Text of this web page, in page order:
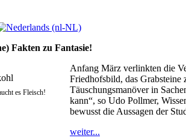
Fakten zu Fantasie!
es Fleisch!
Anfang März verlinkten die
Friedhofsbild, das Grabsteine
Täuschungsmanöver in
kann“, so Udo Pollmer,
bewusst die Aussagen der
weiter...